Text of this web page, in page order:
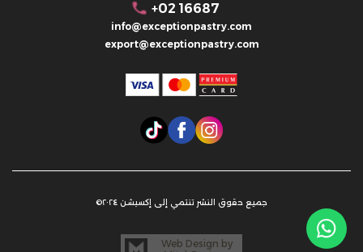
+02 16687
info@exceptionpastry.com
export@exceptionpastry.com
جميع حقوق النشر تنتمي إلى إكسبشن ٢٠٢٤©
Web Design by